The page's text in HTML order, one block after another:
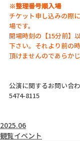
※整理番号順入場
チケット申し込みの際
場です。
開場時刻の【15分前】
下さい。それより前の
頂けませんのであらか
公演に関するお問い合
5474-8115
2025.06
観覧イベント